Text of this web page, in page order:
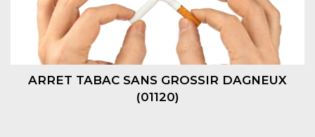
ARRET TABAC SANS GROSSIR DAGNEUX
(01120)